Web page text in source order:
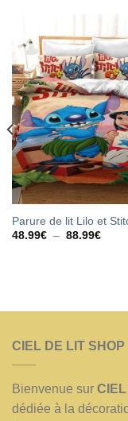
Parure de lit Lilo et
48.99€ – 88.99€Plage
CIEL DE LIT SHOP
Bienvenue sur
dédiée à la